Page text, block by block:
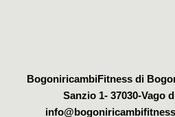
BogoniricambiFitness di
Sanzio 1- 37030-Vago